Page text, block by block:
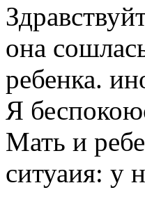
она
ребенка.
Я
Мать и
ситуаия: у